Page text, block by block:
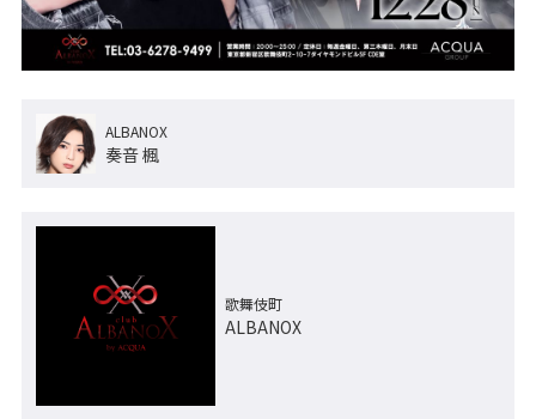
ALBANOX
奏音 楓
歌舞伎町
ALBANOX